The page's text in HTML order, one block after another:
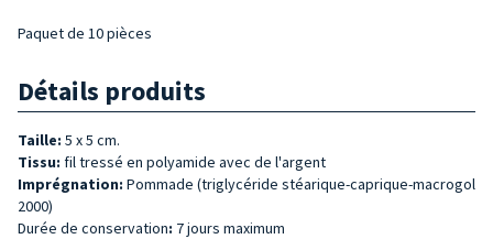
Paquet de 10 pièces
Détails produits
Taille: 5 x 5 cm.
Tissu: fil tressé en polyamide avec de l'argent
Imprégnation: Pommade (triglycéride stéarique-caprique-macrogol
2000)
Durée de conservation: 7 jours maximum